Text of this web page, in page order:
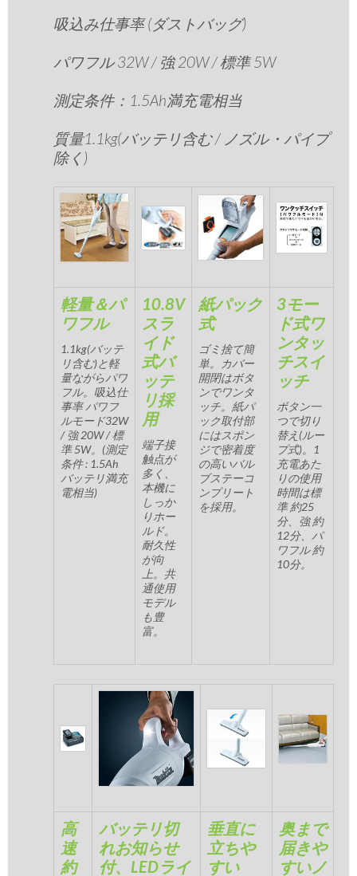
吸込み仕事率 (ダストバッグ)
パワフル 32W / 強 20W / 標準 5W
測定条件：1.5Ah満充電相当
質量1.1kg(バッテリ含む / ノズル・パイプ
除く)
軽量＆パ
ワフル
1.1kg(バッテ
リ含む)と軽
量ながらパワ
フル。吸込仕
事率 パワフ
ルモード32W
/ 強 20W / 標
準 5W。(測定
条件 : 1.5Ah
バッテリ満充
電相当)
10.8V
スラ
イド
式バ
ッテ
リ採
用
端子接
触点が
多く、
本機に
しっか
りホー
ルド。
耐久性
が向
上。共
通使用
モデル
も豊
富。
紙パック
式
ゴミ捨て簡
単。カバー
開閉はボタ
ンでワンタ
ッチ。紙パ
ック取付部
にはスポン
ジで密着度
の高いバル
ブステーコ
ンプリート
を採用。
3モー
ド式ワ
ンタッ
チスイ
ッチ
ボタン一
つで切り
替え(ルー
プ式)。1
充電あた
りの使用
時間は標
準 約25
分、強 約
12分、パ
ワフル 約
10分。
高
速
約
バッテリ切
れお知らせ
付、LEDライ
垂直に
立ちや
すい
奥まで
届きや
すいノ